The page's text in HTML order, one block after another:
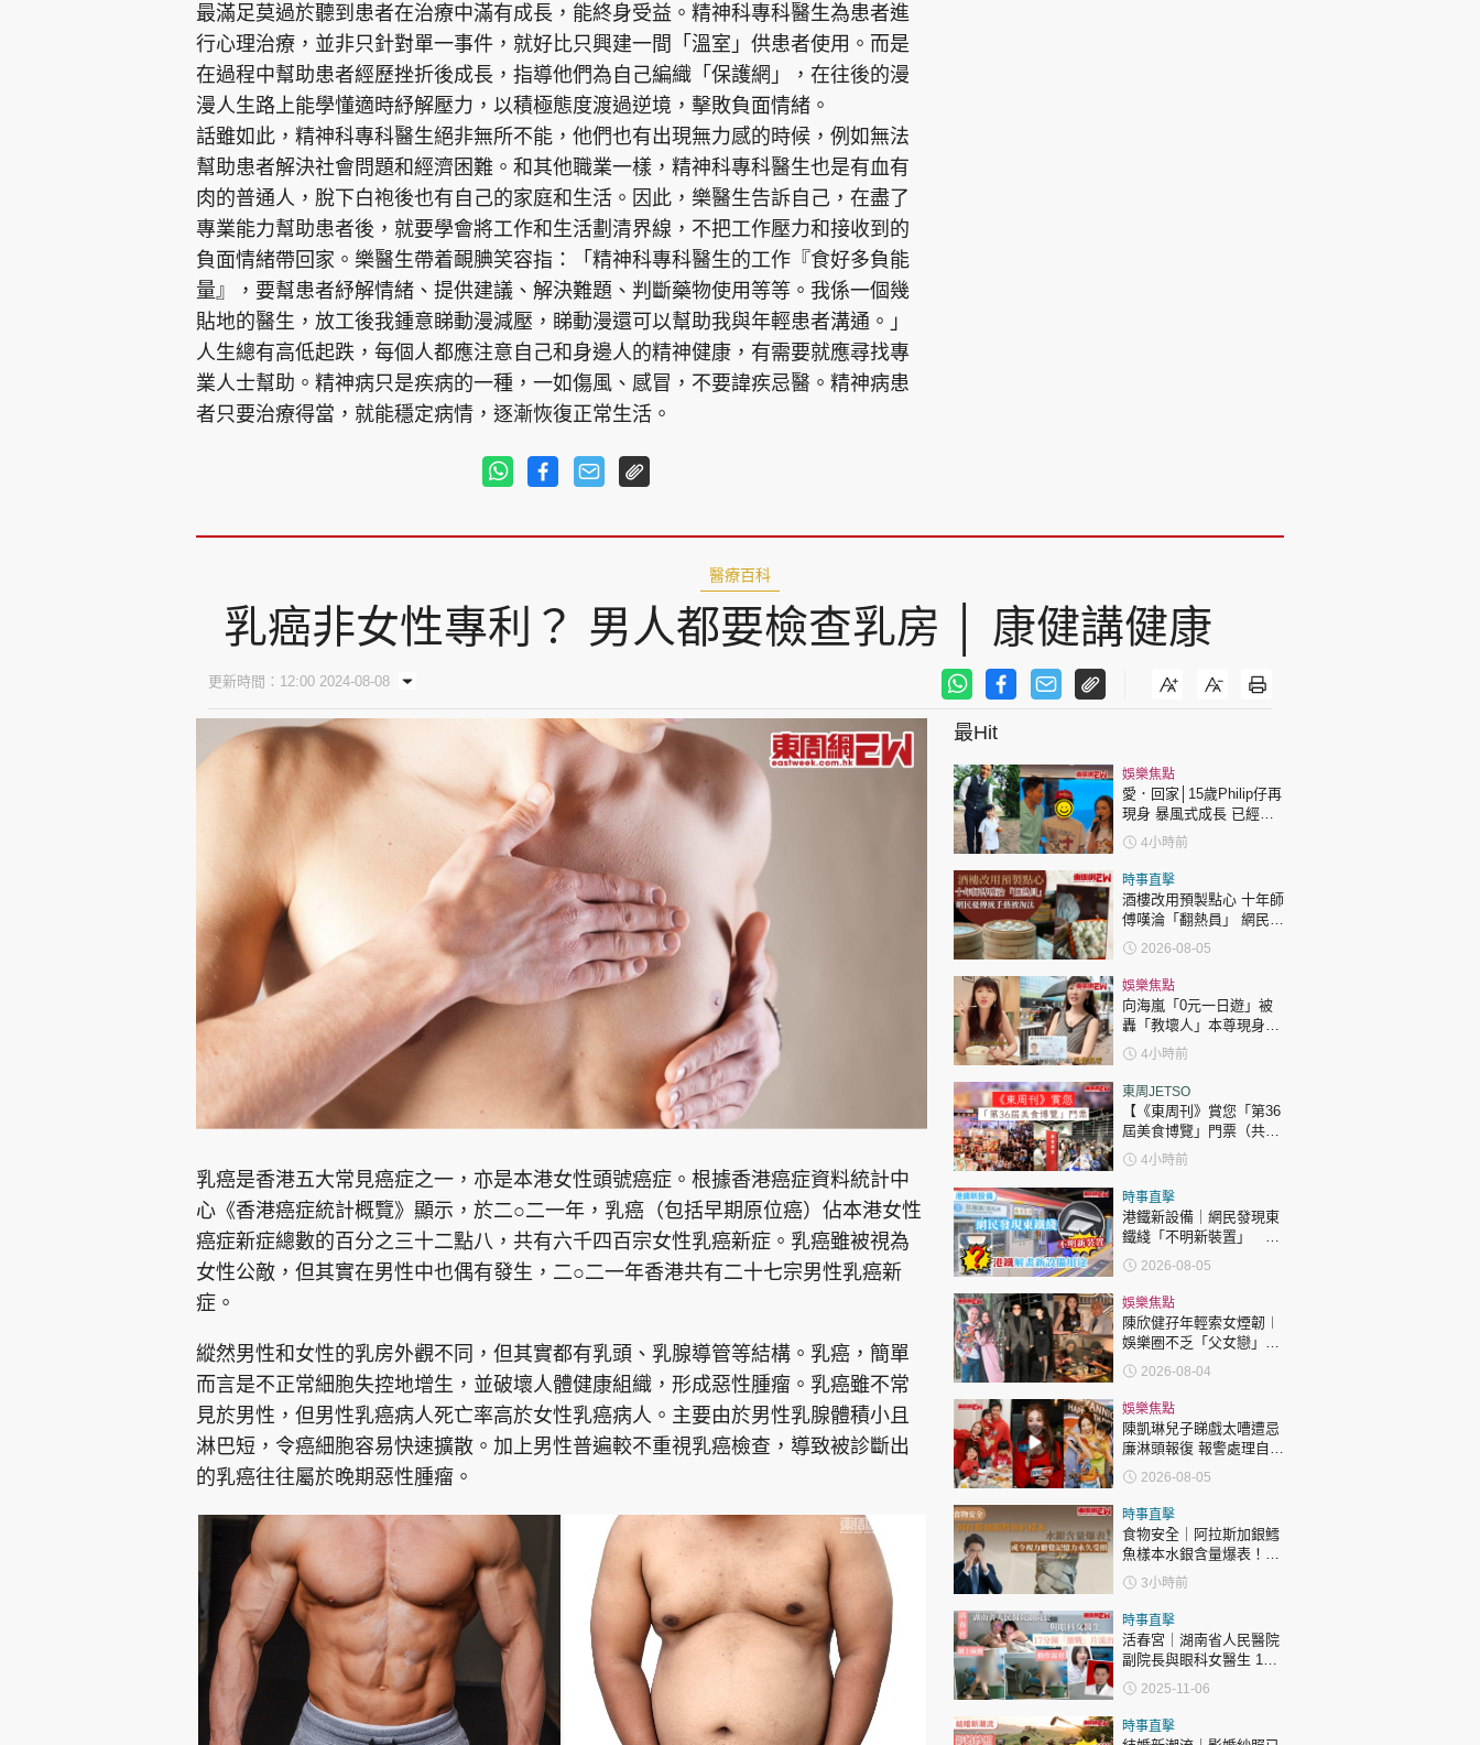
最滿足莫過於聽到患者在治療中滿有成長，能終身受益。精神科專科醫生為患者進
行心理治療，並非只針對單一事件，就好比只興建一間「溫室」供患者使用。而是
在過程中幫助患者經歷挫折後成長，指導他們為自己編織「保護網」，在往後的漫
漫人生路上能學懂適時紓解壓力，以積極態度渡過逆境，擊敗負面情緒。
話雖如此，精神科專科醫生絕非無所不能，他們也有出現無力感的時候，例如無法
幫助患者解決社會問題和經濟困難。和其他職業一樣，精神科專科醫生也是有血有
肉的普通人，脫下白袍後也有自己的家庭和生活。因此，樂醫生告訴自己，在盡了
專業能力幫助患者後，就要學會將工作和生活劃清界線，不把工作壓力和接收到的
負面情緒帶回家。樂醫生帶着靦腆笑容指：「精神科專科醫生的工作『食好多負能
量』，要幫患者紓解情緒、提供建議、解決難題、判斷藥物使用等等。我係一個幾
貼地的醫生，放工後我鍾意睇動漫減壓，睇動漫還可以幫助我與年輕患者溝通。」
人生總有高低起跌，每個人都應注意自己和身邊人的精神健康，有需要就應尋找專
業人士幫助。精神病只是疾病的一種，一如傷風、感冒，不要諱疾忌醫。精神病患
者只要治療得當，就能穩定病情，逐漸恢復正常生活。
醫療百科
乳癌非女性專利？ 男人都要檢查乳房 │ 康健講健康
更新時間：12:00 2024-08-08
乳癌是香港五大常見癌症之一，亦是本港女性頭號癌症。根據香港癌症資料統計中
心《香港癌症統計概覽》顯示，於二○二一年，乳癌（包括早期原位癌）佔本港女性
癌症新症總數的百分之三十二點八，共有六千四百宗女性乳癌新症。乳癌雖被視為
女性公敵，但其實在男性中也偶有發生，二○二一年香港共有二十七宗男性乳癌新
症。
縱然男性和女性的乳房外觀不同，但其實都有乳頭、乳腺導管等結構。乳癌，簡單
而言是不正常細胞失控地增生，並破壞人體健康組織，形成惡性腫瘤。乳癌雖不常
見於男性，但男性乳癌病人死亡率高於女性乳癌病人。主要由於男性乳腺體積小且
淋巴短，令癌細胞容易快速擴散。加上男性普遍較不重視乳癌檢查，導致被診斷出
的乳癌往往屬於晚期惡性腫瘤。
最Hit
娛樂焦點
愛．回家│15歲Philip仔再
現身 暴風式成長 已經高
過「三太」樊亦敏！
4小時前
時事直擊
酒樓改用預製點心 十年師
傅嘆淪「翻熱員」 網民憂
傳統手藝被淘汰
2026-08-05
娛樂焦點
向海嵐「0元一日遊」被
轟「教壞人」本尊現身回
應網民
4小時前
東周JETSO
【《東周刊》賞您「第36
屆美食博覽」門票（共30
張）】
4小時前
時事直擊
港鐵新設備｜網民發現東
鐵綫「不明新裝置」 港
鐵解畫新設備用途
2026-08-05
娛樂焦點
陳欣健孖年輕索女煙韌︱
娛樂圈不乏「父女戀」
「爺孫戀」 年齡差距最大
達51歲 最受矚目有李龍
基謝賢
2026-08-04
娛樂焦點
陳凱琳兒子睇戲太嘈遭忌
廉淋頭報復 報警處理自責
護子不力 歐錦棠陳倩揚齊
表態「媽媽有責任」
2026-08-05
時事直擊
食物安全｜阿拉斯加銀鱈
魚樣本水銀含量爆表！或
令視力聽覺記憶力永久受
損
3小時前
時事直擊
活春宮｜湖南省人民醫院
副院長與眼科女醫生 17
分鐘「激戰」片流出 動作
露骨 網上瘋傳
2025-11-06
時事直擊